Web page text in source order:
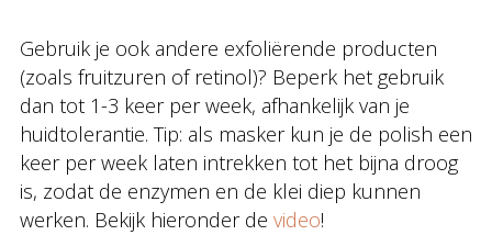
Gebruik je ook andere exfoliërende producten
(zoals fruitzuren of retinol)? Beperk het gebruik
dan tot 1-3 keer per week, afhankelijk van je
huidtolerantie. Tip: als masker kun je de polish een
keer per week laten intrekken tot het bijna droog
is, zodat de enzymen en de klei diep kunnen
werken. Bekijk hieronder de video!